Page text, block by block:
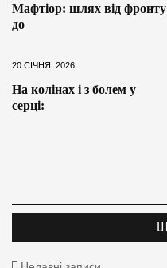
Мафтіор: шлях від фронту
до
20 СІЧНЯ, 2026
На колінах і з болем у
серці: